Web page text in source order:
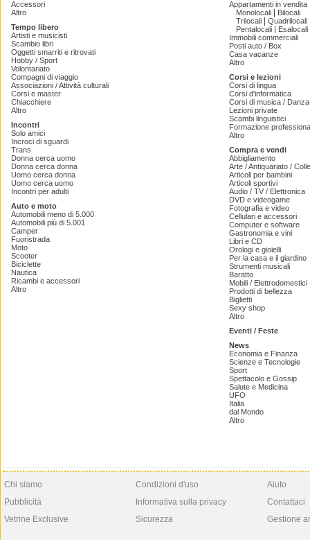
Accessori
Altro
Tempo libero
Artisti e musicisti
Scambio libri
Oggetti smarriti e ritrovati
Hobby / Sport
Volontariato
Compagni di viaggio
Associazioni / Attività culturali
Corsi e master
Chiacchiere
Altro
Incontri
Solo amici
Incroci di sguardi
Trans
Donna cerca uomo
Donna cerca donna
Uomo cerca donna
Uomo cerca uomo
Incontri per adulti
Auto e moto
Automobili meno di 5.000
Automobili più di 5.001
Camper
Fuoristrada
Moto
Scooter
Biciclette
Nautica
Ricambi e accessori
Altro
Appartamenti in vendita
Monolocali
Bilocali
Trilocali
Quadrilocali
Pentalocali
Esalocali
Immobili commerciali
Posti auto / Box
Casa vacanze
Altro
Corsi e lezioni
Corsi di lingua
Corsi d'informatica
Corsi di musica /
Lezioni private
Scambi linguistici
Formazione
Altro
Compra e vendi
Abbigliamento
Arte / Antiquariato /
Articoli per bambini
Articoli sportivi
Audio / TV / Elettronica
DVD e videogame
Fotografia e video
Cellulari e accessori
Computer e software
Gastronomia e vini
Libri e CD
Orologi e gioielli
Per la casa e il giardino
Strumenti musicali
Baratto
Mobili / Elettrodomestici
Prodotti di bellezza
Biglietti
Sexy shop
Altro
Eventi / Feste
News
Economia e Finanza
Scienze e Tecnologie
Sport
Spettacolo e Gossip
Salute e Medicina
UFO
Italia
dal Mondo
Altro
Chi siamo
Pubblicità
Vetrine Exclusive
Condizioni d'uso
Informativa sulla privacy
Sicurezza
Aiuto
Contattaci
Gestione